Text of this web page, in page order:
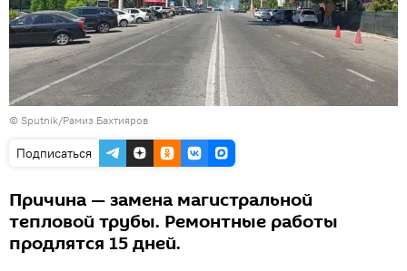
© Sputnik/Рамиз Бахтияров
Подписаться
Причина — замена магистральной
тепловой трубы. Ремонтные работы
продлятся 15 дней.